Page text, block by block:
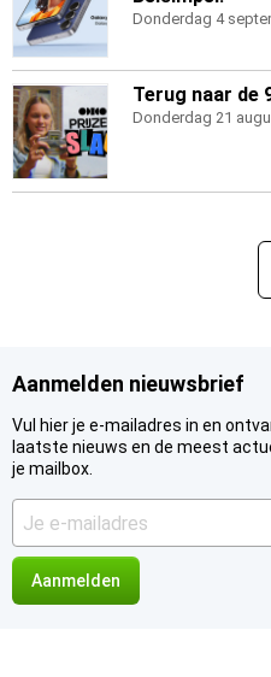
Donderdag 4
Terug naar de
Donderdag 21
Aanmelden nieuwsbrief
Vul hier je e-mailadres in en
laatste nieuws en de meest
je mailbox.
e-
mailadres